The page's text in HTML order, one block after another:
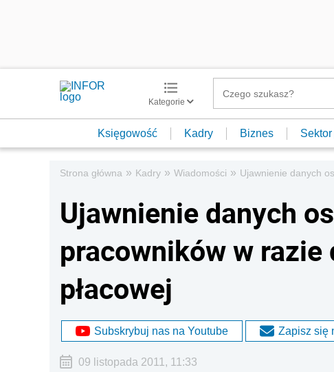
Kategorie
Księgowość Kadry Biznes
Strona główna » Kadry » Wiadomości » Ujawnienie danych
Ujawnienie danych
pracowników w
płacowej
Subskrybuj nas na Youtube Zapisz się
09 listopada 2011, 11:33